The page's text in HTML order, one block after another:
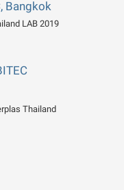
Bangkok
LAB 2019
Thailand